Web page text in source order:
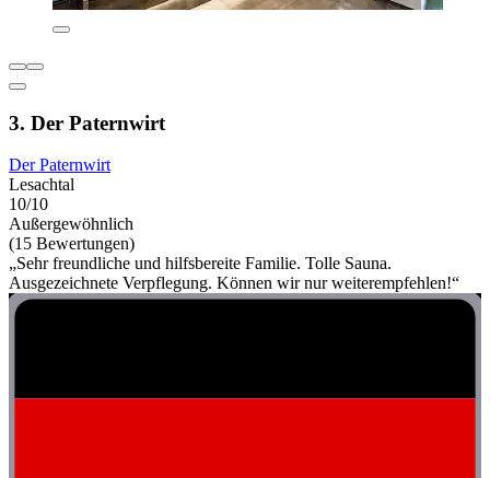
3. Der Paternwirt
Der Paternwirt
Lesachtal
10/10
Außergewöhnlich
(15 Bewertungen)
„Sehr freundliche und hilfsbereite Familie. Tolle Sauna.
Ausgezeichnete Verpflegung. Können wir nur weiterempfehlen!“